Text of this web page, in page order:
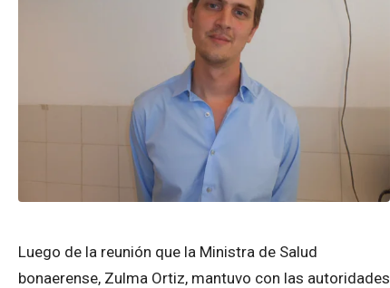
Luego de la reunión que la Ministra de Salud
bonaerense, Zulma Ortiz, mantuvo con las autoridades